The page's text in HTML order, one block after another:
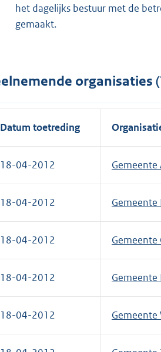
het dagelijks bestuur met de
gemaakt.
organisaties
Datum toetreding
18-04-2012 Gemeente
18-04-2012
18-04-2012 Gemeente
18-04-2012
18-04-2012 Gemeente